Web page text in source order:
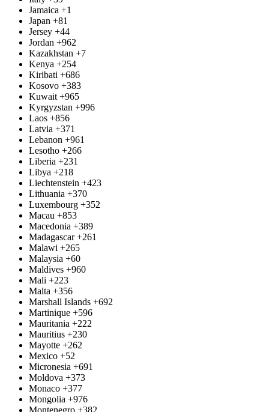
Jamaica +1
Japan +81
Jersey +44
Jordan +962
Kazakhstan +7
Kenya +254
Kiribati +686
Kosovo +383
Kuwait +965
Kyrgyzstan +996
Laos +856
Latvia +371
Lebanon +961
Lesotho +266
Liberia +231
Libya +218
Liechtenstein +423
Lithuania +370
Luxembourg +352
Macau +853
Macedonia +389
Madagascar +261
Malawi +265
Malaysia +60
Maldives +960
Mali +223
Malta +356
Marshall Islands +692
Martinique +596
Mauritania +222
Mauritius +230
Mayotte +262
Mexico +52
Micronesia +691
Moldova +373
Monaco +377
Mongolia +976
Montenegro +382